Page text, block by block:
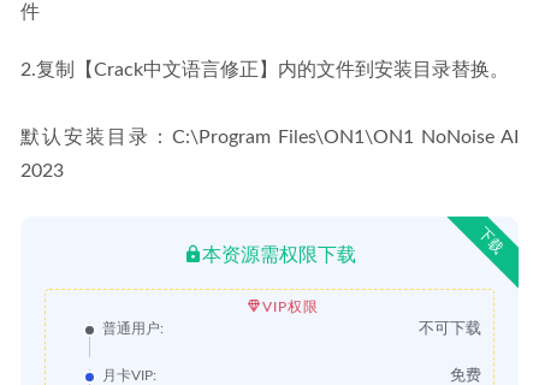
件
2.复制【Crack中文语言修正】内的文件到安装目录替换。
默认安装目录：C:\Program Files\ON1\ON1 NoNoise AI
2023
下载
本资源需权限下载
VIP权限
普通用户:
不可下载
月卡VIP: 免费